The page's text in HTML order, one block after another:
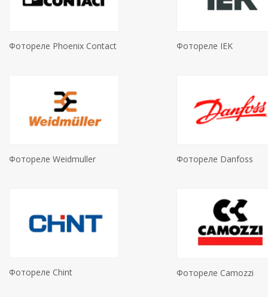
Фотореле Phoenix Contact Фотореле IEK
Фотореле Weidmuller Фотореле Danfoss
Фотореле Chint Фотореле Camozzi